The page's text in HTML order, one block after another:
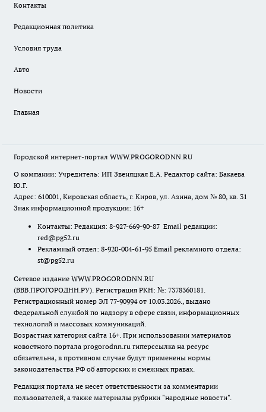
Контакты
Редакционная политика
Условия труда
Авто
Новости
Главная
Городской интернет-портал WWW.PROGORODNN.RU
О компании: Учредитель: ИП Звеняцкая Е.А. Редактор сайта: Бакаева
Ю.Г.
Адрес: 610001, Кировская область, г. Киров, ул. Азина, дом № 80, кв. 31
Знак информационной продукции: 16+
Контакты: Редакция: 8-927-669-90-87 Email редакции:
red@pg52.ru
Рекламный отдел: 8-920-004-61-95 Email рекламного отдела:
st@pg52.ru
Сетевое издание WWW.PROGORODNN.RU
(ВВВ.ПРОГОРОДНН.РУ). Регистрация РКН: №: 7378360181.
Регистрационный номер ЭЛ 77-90994 от 10.03.2026., выдано
Федеральной службой по надзору в сфере связи, информационных
технологий и массовых коммуникаций.
Возрастная категория сайта 16+. При использовании материалов
новостного портала progorodnn.ru гиперссылка на ресурс
обязательна, в противном случае будут применены нормы
законодательства РФ об авторских и смежных правах.
Редакция портала не несет ответственности за комментарии
пользователей, а также материалы рубрики "народные новости".